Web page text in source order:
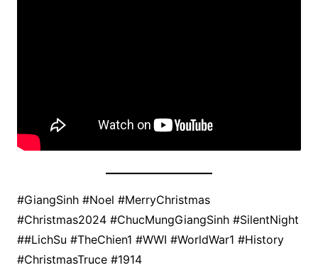
#GiangSinh #Noel #MerryChristmas
#Christmas2024 #ChucMungGiangSinh #SilentNight
##LichSu #TheChien1 #WWI #WorldWar1 #History
#ChristmasTruce #1914